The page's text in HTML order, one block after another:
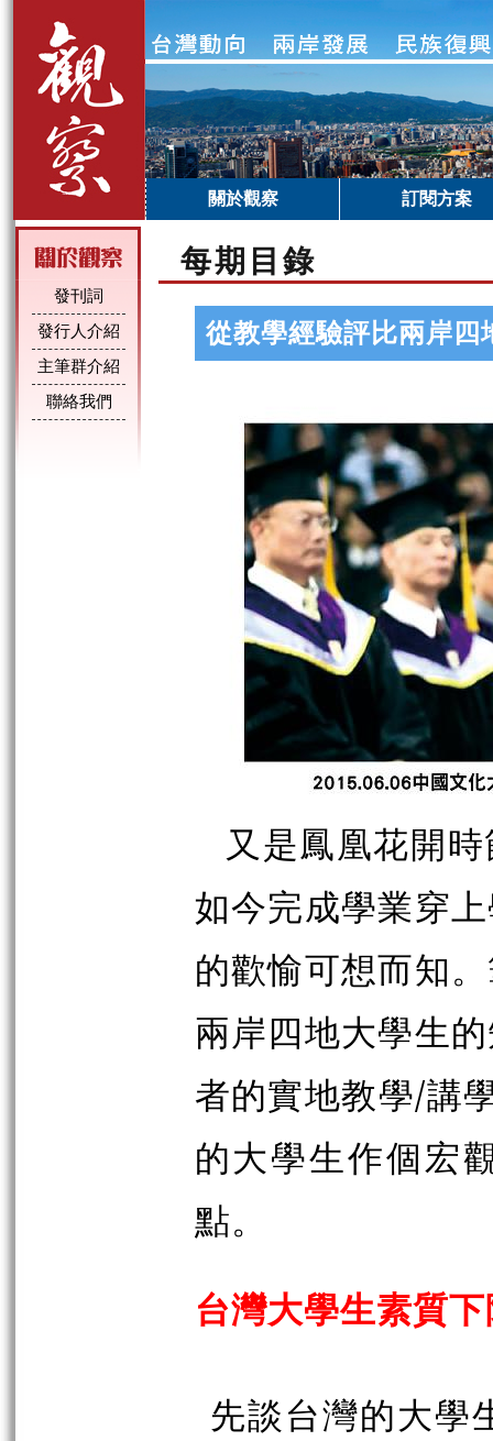
關於觀察 訂閱方案
發刊詞
發行人介紹
主筆群介紹
聯絡我們
每期目錄
從教學經驗評比兩岸四
又是鳳凰花開
如今完成學業穿
的歡愉可想而知
兩岸四地大學生
者的實地教學/講
的大學生作個宏
點。
台灣大學生素質
先談台灣的大學